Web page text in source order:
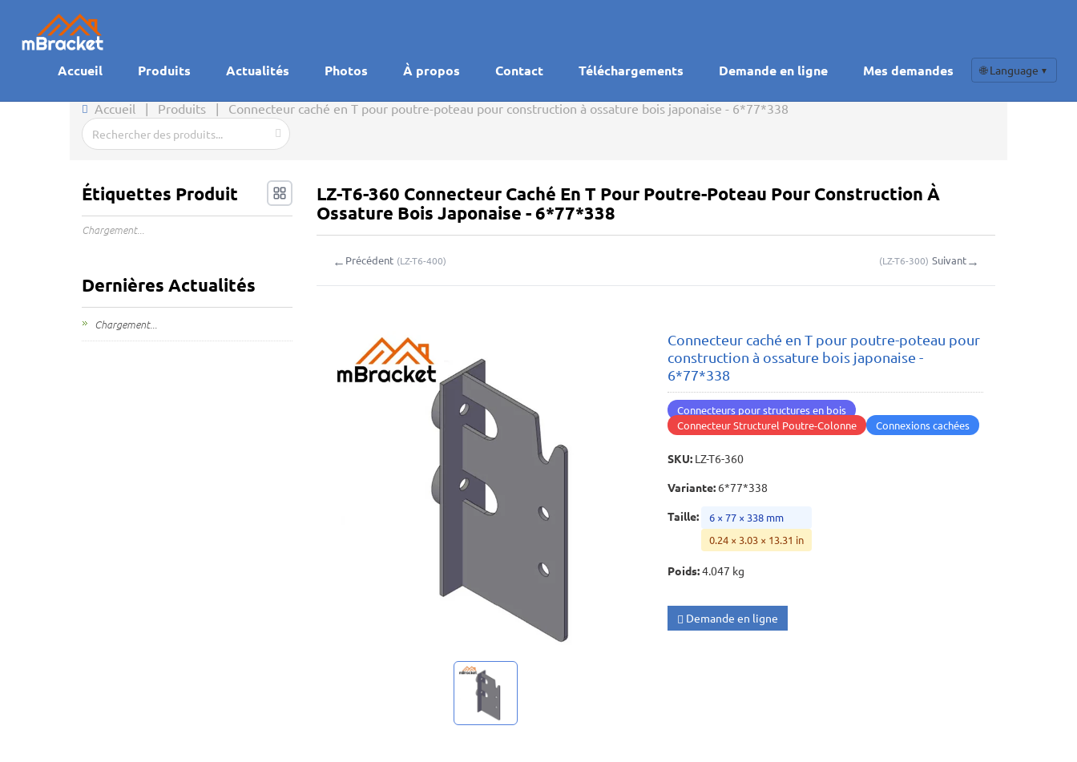
Accueil Produits Actualités Photos À propos Contact Téléchargements Demande en ligne Mes demandes 🌐 Language ▼
Accueil | Produits | Connecteur caché en T pour poutre-poteau pour construction à ossature bois japonaise - 6*77*338
LZ-T6-360 Connecteur Caché En T Pour Poutre-Poteau Pour Construction À
Ossature Bois Japonaise - 6*77*338
← Précédent (LZ-T6-400) (LZ-T6-300) Suivant→
Connecteur caché en T pour poutre-poteau pour
construction à ossature bois japonaise -
6*77*338
Connecteurs pour structures en bois
Connecteur Structurel Poutre-Colonne
Connexions cachées
SKU: LZ-T6-360
Variante: 6*77*338
Taille:
6 × 77 × 338 mm
0.24 × 3.03 × 13.31 in
Poids:4.047 kg
Demande en ligne
Étiquettes Produit
Chargement...
Dernières Actualités
Chargement...